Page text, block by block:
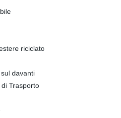
riciclato
davanti
Trasporto